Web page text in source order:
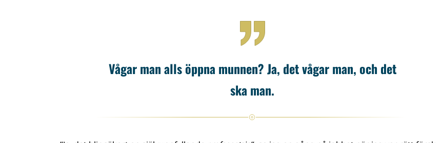
Vågar man alls öppna munnen? Ja, det vågar man, och det
ska man.